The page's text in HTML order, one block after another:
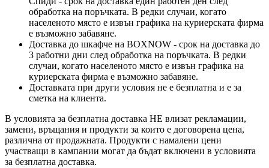
обработка на поръчката. В редки случаи, когато
населеното място е извън графика на куриерската фирма
е възможно забавяне.
Доставка до шкафче на BOXNOW - срок на доставка до
3 работни дни след обработка на поръчката. В редки
случаи, когато населеното място е извън графика на
куриерската фирма е възможно забавяне.
Доставката при други условия не е безплатна и е за
сметка на клиента.
В условията за безплатна доставка НЕ влизат рекламации,
замени, връщания и продукти за които е договорена цена,
различна от продажната. Продукти с намалени цени
участващи в кампании могат да бъдат включени в условията
за безплатна доставка.